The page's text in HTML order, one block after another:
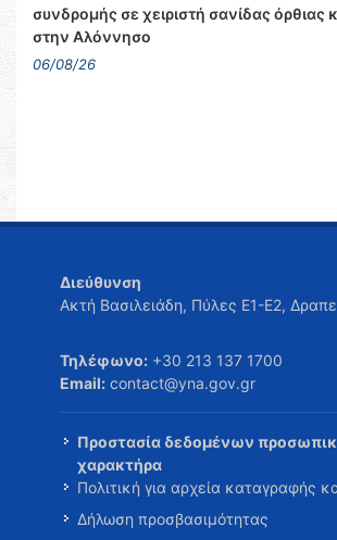
συνδρομής σε χειριστή σανίδας όρθιας
στην Αλόννησο
06/08/26
Διεύθυνση
Ακτή Βασιλειάδη, Πύλες Ε1-Ε2,
Τηλέφωνο: +30 213 137 1700
Email: contact@yna.gov.gr
Προστασία δεδομένων
χαρακτήρα
Πολιτική για αρχεία καταγραφής
Δήλωση προσβασιμότητας